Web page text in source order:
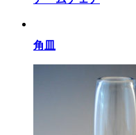
角皿